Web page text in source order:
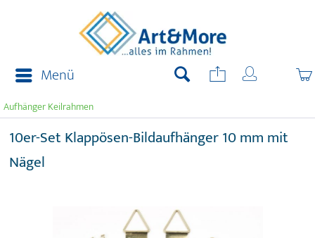
Menü
Aufhänger Keilrahmen
10er-Set Klappösen-Bildaufhänger 10 mm mit
Nägel